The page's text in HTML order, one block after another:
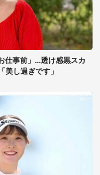
仕事前」...透け感黒スカ
美し過ぎです」